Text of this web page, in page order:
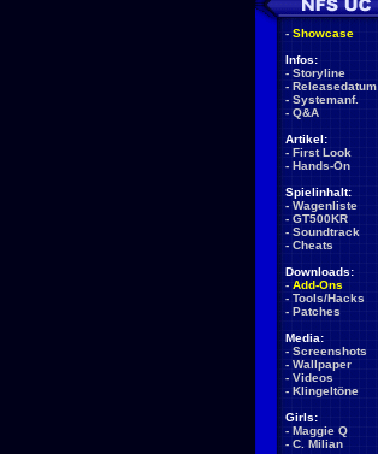
- Showcase
Infos:
- Storyline
- Releasedatum
- Systemanf.
- Q&A
Artikel:
- First Look
- Hands-On
Spielinhalt:
- Wagenliste
- GT500KR
- Soundtrack
- Cheats
Downloads:
- Add-Ons
- Tools/Hacks
- Patches
Media:
- Screenshots
- Wallpaper
- Videos
- Klingeltöne
Girls:
- Maggie Q
- C. Milian